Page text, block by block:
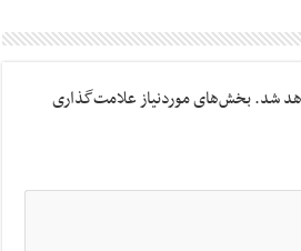
شد.بخش‌های موردنیاز علامت‌گذاری